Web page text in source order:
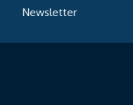
Newsletter